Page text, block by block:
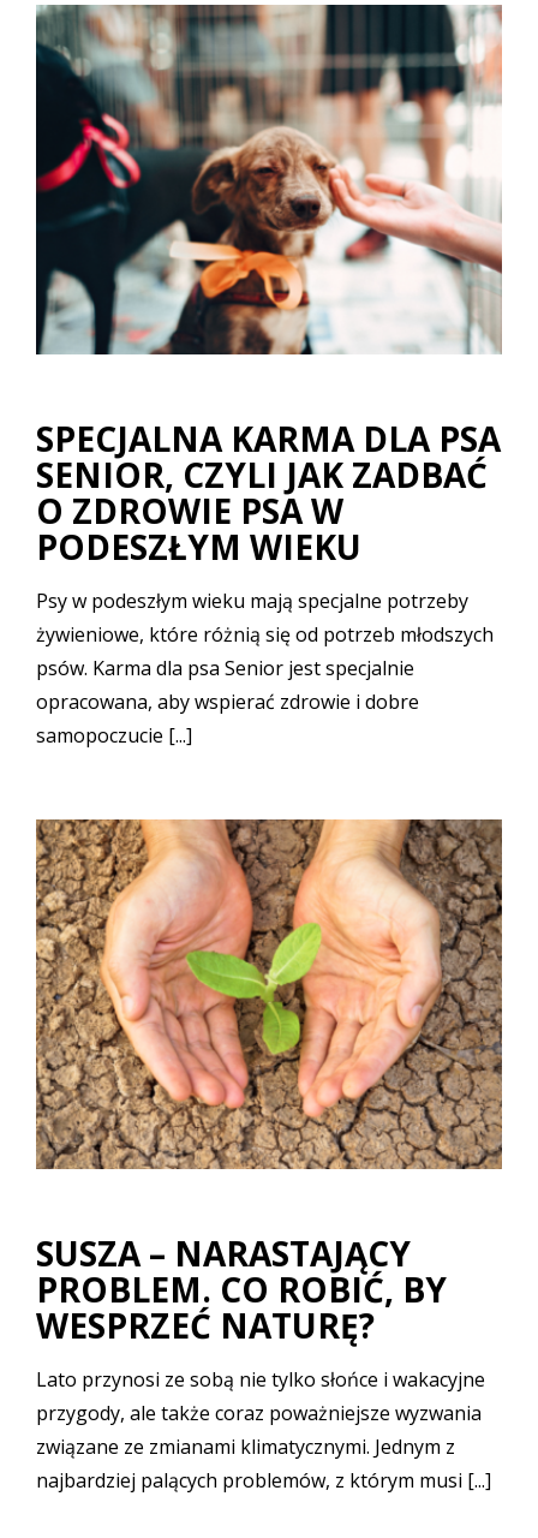
SPECJALNA KARMA DLA PSA
SENIOR, CZYLI JAK ZADBAĆ
O ZDROWIE PSA W
PODESZŁYM WIEKU
Psy w podeszłym wieku mają specjalne potrzeby
żywieniowe, które różnią się od potrzeb młodszych
psów. Karma dla psa Senior jest specjalnie
opracowana, aby wspierać zdrowie i dobre
samopoczucie [...]
SUSZA – NARASTAJĄCY
PROBLEM. CO ROBIĆ, BY
WESPRZEĆ NATURĘ?
Lato przynosi ze sobą nie tylko słońce i wakacyjne
przygody, ale także coraz poważniejsze wyzwania
związane ze zmianami klimatycznymi. Jednym z
najbardziej palących problemów, z którym musi [...]